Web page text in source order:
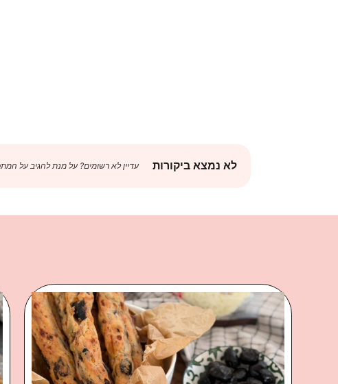
לא נמצא ביקורות עדיין לא רשומים? על מנת להגיב על